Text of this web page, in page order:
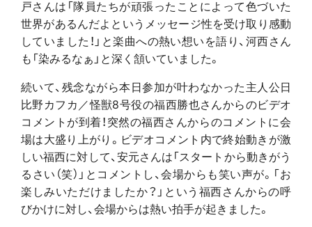
戸さんは「隊員たちが頑張ったことによって色づいた
世界があるんだよというメッセージ性を受け取り感動
していました！」と楽曲への熱い想いを語り、河西さん
も「染みるなぁ」と深く頷いていました。
続いて、残念ながら本日参加が叶わなかった主人公日
比野カフカ／怪獣8号役の福西勝也さんからのビデオ
コメントが到着！突然の福西さんからのコメントに会
場は大盛り上がり。ビデオコメント内で終始動きが激
しい福西に対して、安元さんは「スタートから動きがう
るさい（笑）」とコメントし、会場からも笑い声が。「お
楽しみいただけましたか？」という福西さんからの呼
びかけに対し、会場からは熱い拍手が起きました。